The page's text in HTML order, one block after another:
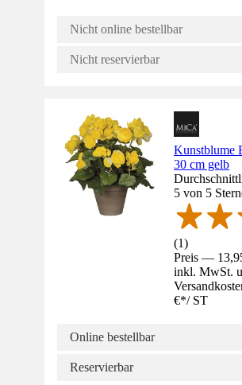
Nicht online bestellbar
Nicht reservierbar
Kunstblume
30 cm gelb
5 von 5
(1)
Preis —
inkl. MwSt.
€*/ ST
Online bestellbar
Reservierbar